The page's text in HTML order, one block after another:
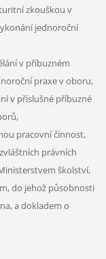
zkouškou v
jednoroční
v příbuzném
praxe v oboru,
v příslušné příbuzné
pracovní činnost,
právních
školství,
do jehož působnosti
a dokladem o